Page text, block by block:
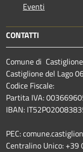
Eventi
CONTATTI
Comune di
Castiglione del Lago
Codice Fiscale:
Partita IVA:
IBAN:
PEC:
Centralino Unico: +39